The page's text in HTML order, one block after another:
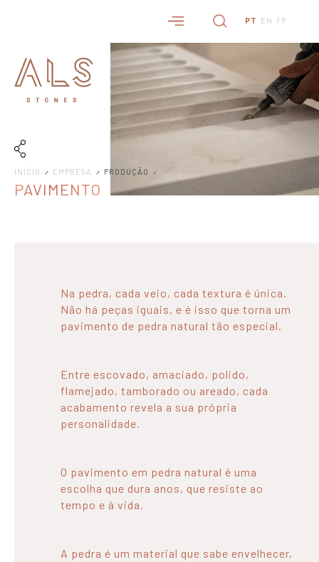
PT EN FR
INÍCIO EMPRESA PRODUÇÃO
PAVIMENTO
Na pedra, cada veio, cada textura é única.
Não há peças iguais, e é isso que torna um
pavimento de pedra natural tão especial.
Entre escovado, amaciado, polido,
flamejado, tamborado ou areado, cada
acabamento revela a sua própria
personalidade.
O pavimento em pedra natural é uma
escolha que dura anos, que resiste ao
tempo e à vida.
A pedra é um material que sabe envelhecer,